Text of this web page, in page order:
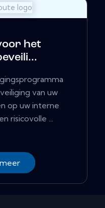
het
van uw
op uw interne
risicovolle ...